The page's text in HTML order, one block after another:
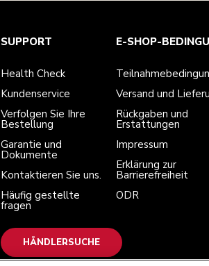
Health Check
Kundenservice
Kontaktieren Sie uns.
Teilnahmebedingungen
Versand und Lieferung
Erklärung zur Barrierefreiheit
Die Marke
Unsere Geschichte
Händlersuche
SUPPORT
Health Check
Kundenservice
Verfolgen Sie Ihre
Bestellung
Garantie und
Dokumente
Kontaktieren Sie uns.
Häufig gestellte
fragen
E-SHOP-
Versand und
Rückgaben und
Erstattungen
Impressum
Erklärung zur
Barrierefreiheit
ODR
HÄNDLERSUCHE